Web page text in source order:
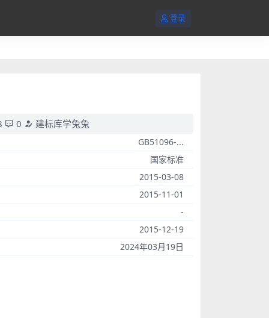
登录
0 建标库学兔兔
GB51096-...
国家标准
2015-03-08
2015-11-01
-
2015-12-19
2024年03月19日